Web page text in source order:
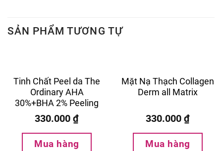
SẢN PHẨM TƯƠNG TỰ
Tinh Chất Peel da The
Ordinary AHA
30%+BHA 2% Peeling
Solution 30ml
330.000 ₫
Mua hàng
Mặt Nạ Thạch Collagen
Derm all Matrix
330.000 ₫
Mua hàng